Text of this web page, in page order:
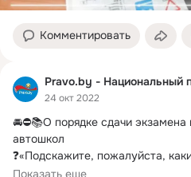
Комментировать
24 окт 2022
🚘⛔📚О порядке сдачи
автошкол
❓«Подскажите, пожалуйста,
порядке сдачи экзамена в ГАИ
Показать еще